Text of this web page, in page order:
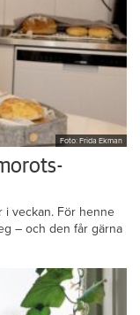
Foto: Frida Ekman
i veckan. För henne
– och den får gärna